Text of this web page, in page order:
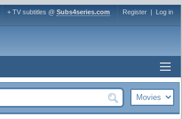
+ TV subtitles @ Subs4series.com Register | Log in